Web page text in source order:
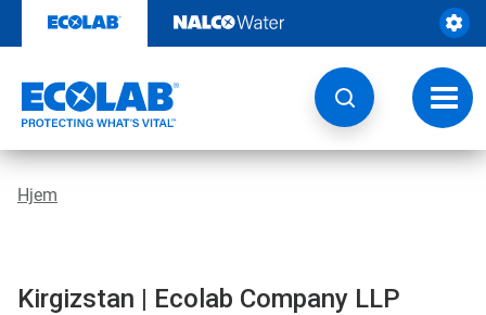
til
Veksle
Hjem
Kirgizstan | Ecolab Company LLP